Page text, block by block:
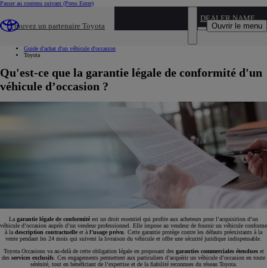
Passer au contenu suivant (Press Enter)
Trouvez un partenaire Toyota
DEALER NAME
Ouvrir le menu
Guide d'achat d'un véhicule d'occasion
Toyota
Qu'est-ce que la garantie légale de conformité d'un
véhicule d’occasion ?
La garantie légale de conformité est un droit essentiel qui profite aux acheteurs pour l’acquisition d’un
véhicule d’occasion auprès d’un vendeur professionnel. Elle impose au vendeur de fournir un véhicule conforme
à la description contractuelle et à l’usage prévu . Cette garantie protège contre les défauts préexistants à la
vente pendant les 24 mois qui suivent la livraison du véhicule et offre une sécurité juridique indispensable.
Toyota Occasions va au-delà de cette obligation légale en proposant des garanties commerciales étendueset
des services exclusifs . Ces engagements permettent aux particuliers d’acquérir un véhicule d’occasion en toute
sérénité, tout en bénéficiant de l’expertise et de la fiabilité reconnues du réseau Toyota.